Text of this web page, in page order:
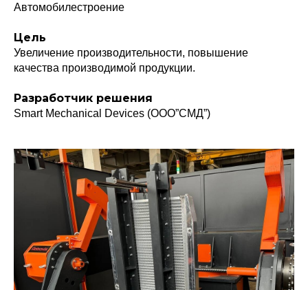
Автомобилестроение
Цель
Увеличение производительности, повышение
качества производимой продукции.
Разработчик решения
Smart Mechanical Devices (OOO”СМД”)